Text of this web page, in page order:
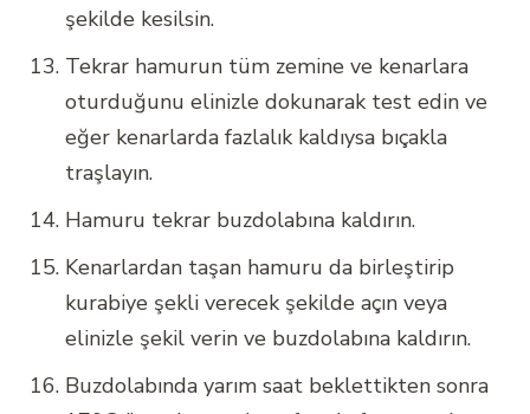
şekilde kesilsin.
Tekrar hamurun tüm zemine ve kenarlara
oturduğunu elinizle dokunarak test edin ve
eğer kenarlarda fazlalık kaldıysa bıçakla
traşlayın.
Hamuru tekrar buzdolabına kaldırın.
Kenarlardan taşan hamuru da birleştirip
kurabiye şekli verecek şekilde açın veya
elinizle şekil verin ve buzdolabına kaldırın.
Buzdolabında yarım saat beklettikten sonra